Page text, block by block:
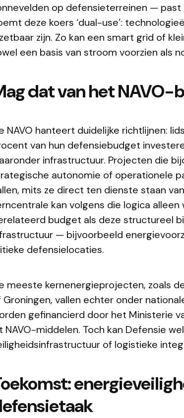
op defensieterreinen — past
deze koers ‘dual-use’:
zijn. Zo kan een smart grid of
een basis van stroom voorzien als
dat van het NAVO-
NAVO hanteert duidelijke richtlijnen:
van hun defensiebudget
infrastructuur. Projecten die
autonomie of operationele
mits ze direct ten dienste staan
kan volgens die logica
budget als deze structureel
— bijvoorbeeld
defensielocaties.
meeste kernenergieprojecten, zoals
Groningen, vallen echter onder
gefinancierd door het Ministerie
NAVO-middelen. Toch kan Defensie
of logistieke